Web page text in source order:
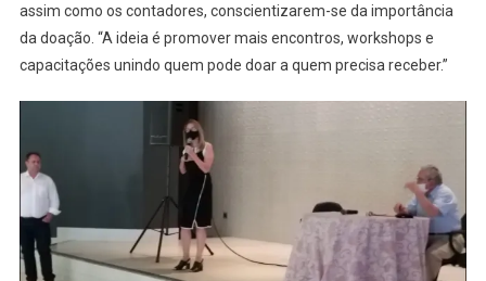
assim como os contadores, conscientizarem-se da importância
da doação. “A ideia é promover mais encontros, workshops e
capacitações unindo quem pode doar a quem precisa receber.”